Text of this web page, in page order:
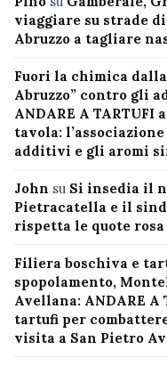
viaggiare su strade
Abruzzo a tagliare
Fuori la chimica
Abruzzo” contro gli
ANDARE A TARTUFI
tavola:
additivi e gli aromi
John su Si insedia il
Pietracatella e il
rispetta le quote rosa
Filiera boschiva e
spopolamento,
Avellana: ANDARE A
tartufi per
visita a San Pietro